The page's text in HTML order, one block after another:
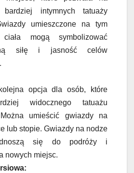
bardziej intymnych tatuaży
umieszczone na tym
ciała mogą symbolizować
siłę i jasność celów
opcja dla osób, które
widocznego tatuażu
umieścić gwiazdy na
lub stopie. Gwiazdy na nodze
się do podróży i
nowych miejsc.